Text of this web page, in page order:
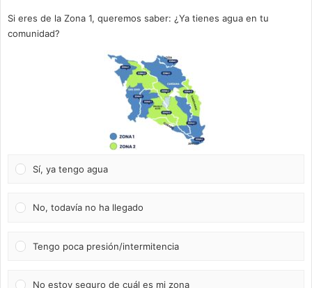
Si eres de la Zona 1, queremos saber: ¿Ya tienes agua en tu
comunidad?
Sí, ya tengo agua
No, todavía no ha llegado
Tengo poca presión/intermitencia
No estoy seguro de cuál es mi zona